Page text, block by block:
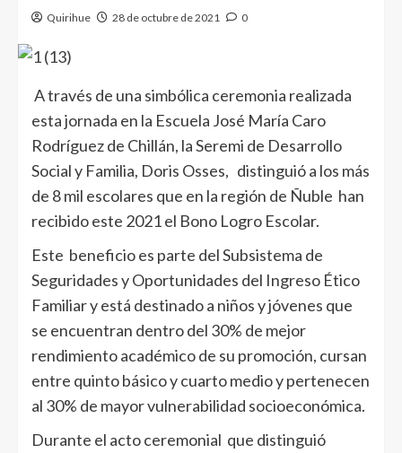
Quirihue 28 de octubre de 2021 0
A través de una simbólica ceremonia realizada
esta jornada en la Escuela José María Caro
Rodríguez de Chillán, la Seremi de Desarrollo
Social y Familia, Doris Osses, distinguió a los más
de 8 mil escolares que en la región de Ñuble han
recibido este 2021 el Bono Logro Escolar.
Este beneficio es parte del Subsistema de
Seguridades y Oportunidades del Ingreso Ético
Familiar y está destinado a niños y jóvenes que
se encuentran dentro del 30% de mejor
rendimiento académico de su promoción, cursan
entre quinto básico y cuarto medio y pertenecen
al 30% de mayor vulnerabilidad socioeconómica.
Durante el acto ceremonial que distinguió